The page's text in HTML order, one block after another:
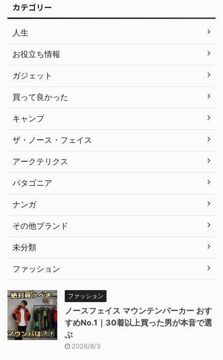
カテゴリー
人生
お役立ち情報
ガジェット
買って良かった
キャンプ
ザ・ノース・フェイス
アークテリクス
パタゴニア
ナンガ
その他ブランド
未分類
ファッション
ファッション
ノースフェイス マウンテンパーカー おす
すめNo.1｜30着以上買った男が本音で選
ぶ
2026/8/3